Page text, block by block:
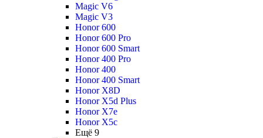
Magic V6
Magic V3
Honor 600
Honor 600 Pro
Honor 600 Smart
Honor 400 Pro
Honor 400
Honor 400 Smart
Honor X8D
Honor X5d Plus
Honor X7e
Honor X5c
Ещё 9